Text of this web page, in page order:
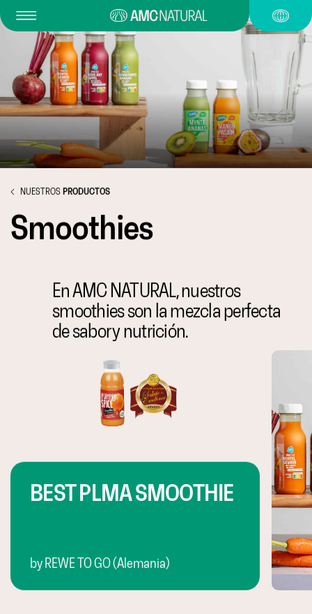
NUESTROS PRODUCTOS
Smoothies
En AMC NATURAL, nuestros
smoothies son la mezcla perfecta
de sabor y nutrición.
BEST PLMA SMOOTHIE
by REWE TO GO (Alemania)